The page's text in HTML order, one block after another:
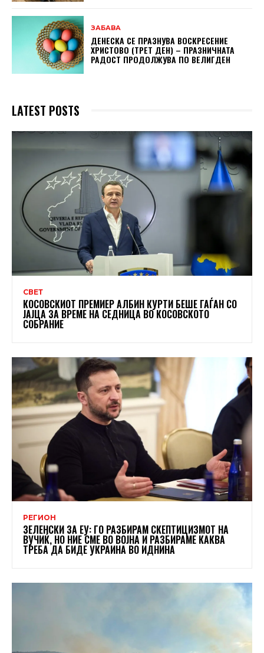
ЗАБАВА
ДЕНЕСКА СЕ ПРАЗНУВА ВОСКРЕСЕНИЕ
ХРИСТОВО (ТРЕТ ДЕН) – ПРАЗНИЧНАТА
РАДОСТ ПРОДОЛЖУВА ПО ВЕЛИГДЕН
LATEST POSTS
СВЕТ
КОСОВСКИОТ ПРЕМИЕР АЛБИН КУРТИ БЕШЕ ГАЃАН СО
ЈАЈЦА ЗА ВРЕМЕ НА СЕДНИЦА ВО КОСОВСКОТО
СОБРАНИЕ
РЕГИОН
ЗЕЛЕНСКИ ЗА ЕУ: ГО РАЗБИРАМ СКЕПТИЦИЗМОТ НА
ВУЧИЌ, НО НИЕ СМЕ ВО ВОЈНА И РАЗБИРАМЕ КАКВА
ТРЕБА ДА БИДЕ УКРАИНА ВО ИДНИНА